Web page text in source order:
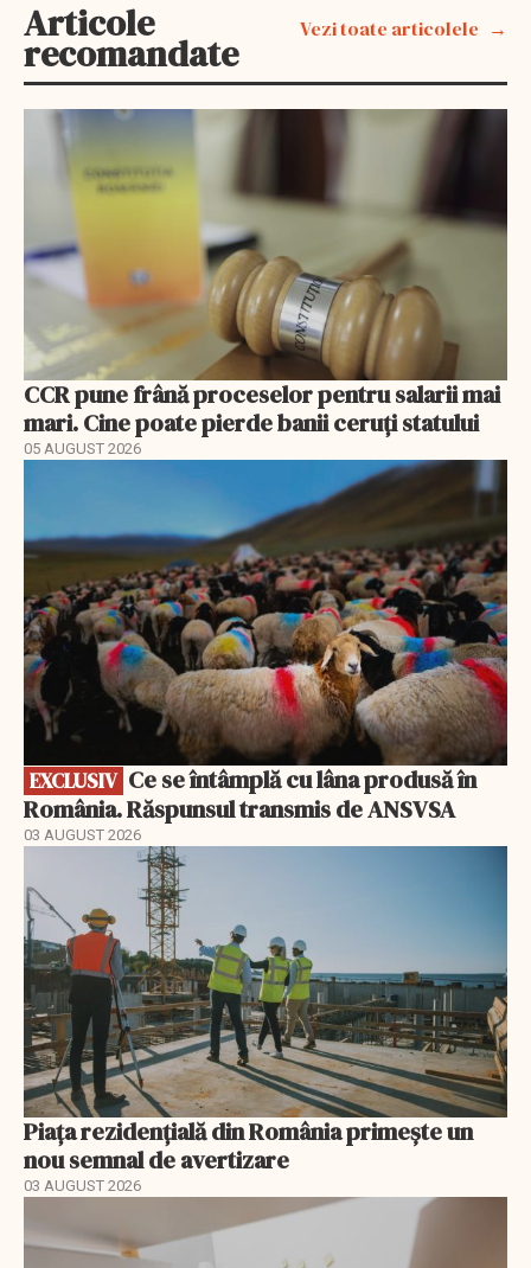
Articole
recomandate
Vezi toate articolele
CCR pune frână proceselor pentru salarii mai
mari. Cine poate pierde banii ceruți statului
05 AUGUST 2026
EXCLUSIV
România. Răspunsul transmis de ANSVSA
03 AUGUST 2026
Piața rezidențială din România primește un
nou semnal de avertizare
03 AUGUST 2026